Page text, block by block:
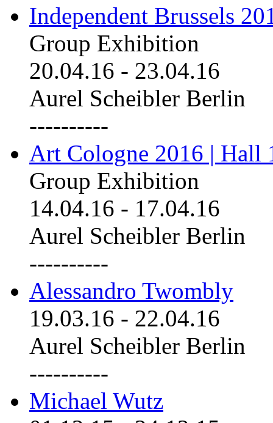
Independent Brussels
Group Exhibition
20.04.16 - 23.04.16
Aurel Scheibler Berlin
----------
Art Cologne 2016 | Hall
Group Exhibition
14.04.16 - 17.04.16
Aurel Scheibler Berlin
----------
Alessandro Twombly
19.03.16 - 22.04.16
Aurel Scheibler Berlin
----------
Michael Wutz